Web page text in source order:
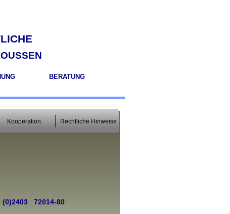
BERATUNG
(0)2403 72014-80
Kooperation Rechtliche Hinweise